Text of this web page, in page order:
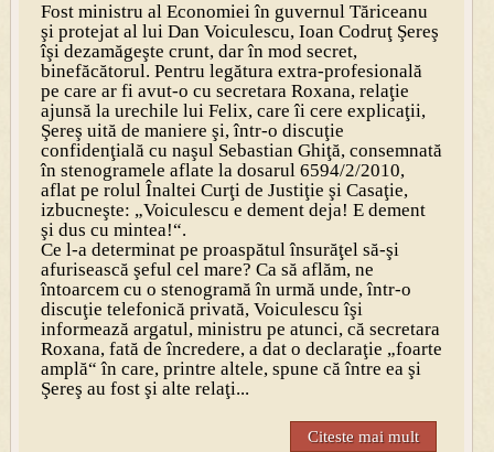
Fost ministru al Economiei în guvernul Tăriceanu
şi protejat al lui Dan Voiculescu, Ioan Codruţ Şereş
îşi dezamăgeşte crunt, dar în mod secret,
binefăcătorul. Pentru legătura extra-profesională
pe care ar fi avut-o cu secretara Roxana, relaţie
ajunsă la urechile lui Felix, care îi cere explicaţii,
Şereş uită de maniere şi, într-o discuţie
confidenţială cu naşul Sebastian Ghiţă, consemnată
în stenogramele aflate la dosarul 6594/2/2010,
aflat pe rolul Înaltei Curţi de Justiţie şi Casaţie,
izbucneşte: „Voiculescu e dement deja! E dement
şi dus cu mintea!“.
Ce l-a determinat pe proaspătul însurăţel să-şi
afurisească şeful cel mare? Ca să aflăm, ne
întoarcem cu o stenogramă în urmă unde, într-o
discuţie telefonică privată, Voiculescu îşi
informează argatul, ministru pe atunci, că secretara
Roxana, fată de încredere, a dat o declaraţie „foarte
amplă“ în care, printre altele, spune că între ea şi
Şereş au fost şi alte relaţi...
Citeste mai mult